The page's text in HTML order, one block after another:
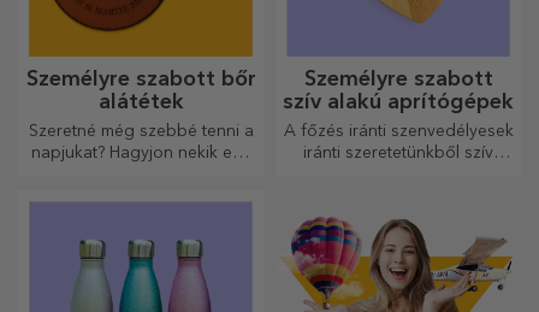
Személyre szabott bőr
alátétek
Szeretné még szebbé tenni a
napjukat? Hagyjon nekik egy
Személyre szabott
szív alakú aprítógépek
A főzés iránti szenvedélyesek
iránti szeretetünkből szív
háziasszonyok számára.